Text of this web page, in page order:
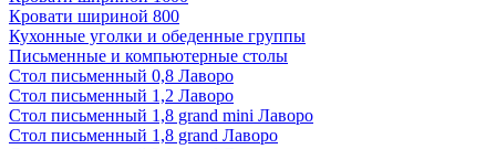
Кровати шириной 800
Кухонные уголки и обеденные группы
Письменные и компьютерные столы
Стол письменный 0,8 Лаворо
Стол письменный 1,2 Лаворо
Стол письменный 1,8 grand mini Лаворо
Стол письменный 1,8 grand Лаворо